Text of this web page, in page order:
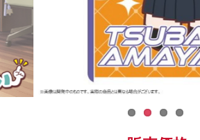
ナムコクラシック
スサノオマジック